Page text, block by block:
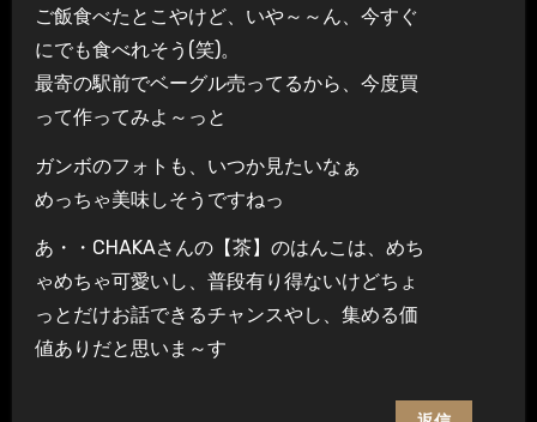
ご飯食べたとこやけど、いや～～ん、今すぐ
にでも食べれそう(笑)。
最寄の駅前でベーグル売ってるから、今度買
って作ってみよ～っと
ガンボのフォトも、いつか見たいなぁ
めっちゃ美味しそうですねっ
あ・・CHAKAさんの【茶】のはんこは、めち
ゃめちゃ可愛いし、普段有り得ないけどちょ
っとだけお話できるチャンスやし、集める価
値ありだと思いま～す